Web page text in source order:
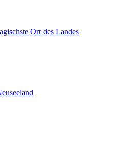
Ort des Landes